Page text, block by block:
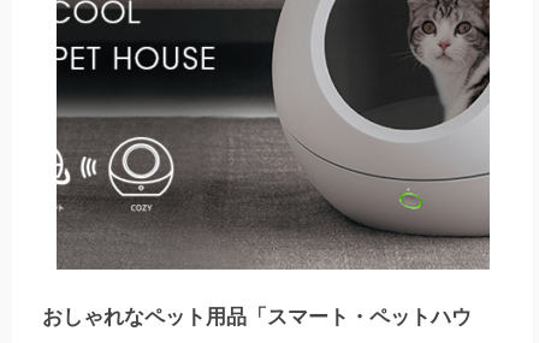
おしゃれなペット用品「スマート・ペットハウ